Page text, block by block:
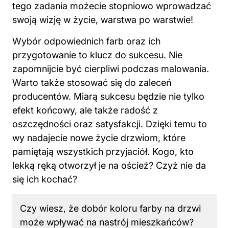
tego zadania możecie stopniowo wprowadzać
swoją wizję w życie, warstwa po warstwie!
Wybór odpowiednich farb oraz ich
przygotowanie to klucz do sukcesu. Nie
zapomnijcie być cierpliwi podczas malowania.
Warto także stosować się do zaleceń
producentów. Miarą sukcesu będzie nie tylko
efekt końcowy, ale także radość z
oszczędności oraz satysfakcji. Dzięki temu to
wy nadajecie nowe życie drzwiom, które
pamiętają wszystkich przyjaciół. Kogo, kto
lekką ręką otworzył je na oścież? Czyż nie da
się ich kochać?
Czy wiesz, że dobór koloru farby na drzwi
może wpływać na nastrój mieszkańców?